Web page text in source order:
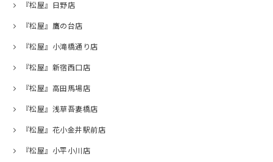
『松屋』日野店
『松屋』鷹の台店
『松屋』小滝橋通り店
『松屋』新宿西口店
『松屋』高田馬場店
『松屋』浅草吾妻橋店
『松屋』花小金井駅前店
『松屋』小平小川店